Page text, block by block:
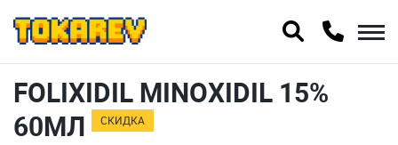
FOLIXIDIL MINOXIDIL 15%
60МЛ
СКИДКА